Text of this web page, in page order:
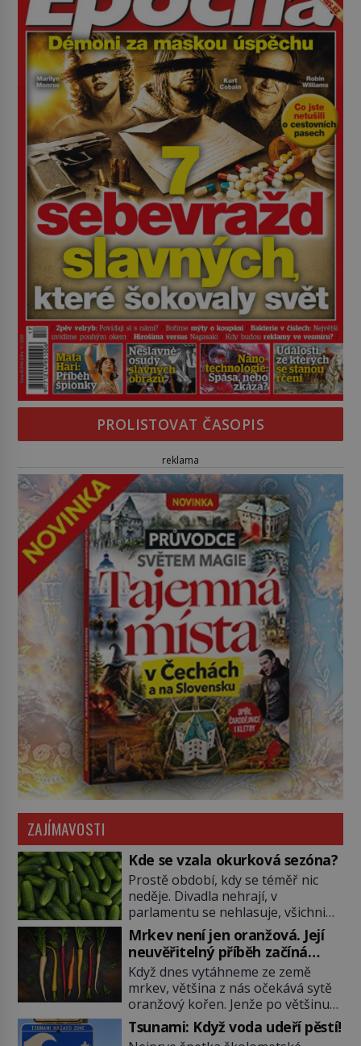
PROLISTOVAT ČASOPIS
reklama
ZAJÍMAVOSTI
Kde se vzala okurková sezóna?
Prostě období, kdy se téměř nic
neděje. Divadla nehrají, v
parlamentu se nehlasuje, všichni
jsou na dovolené a média tak
nemají o čem mluvit a psát. A
vymýšlejí si proto témata, které
nikoho nezajímají. Proč je však ona
letní doba spojovaná zrovna s
okurkami? Okurkovou sezónu
známe už od poloviny 19. století,
ovšem jako Češi […]
Mrkev není jen oranžová. Její
neuvěřitelný příběh začíná
fialovou barvou
Když dnes vytáhneme ze země
mrkev, většina z nás očekává sytě
oranžový kořen. Jenže po většinu
své historie je mrkev všechno
možné, jen ne oranžová. Je fialová,
Tsunami: Když voda udeří pěstí!